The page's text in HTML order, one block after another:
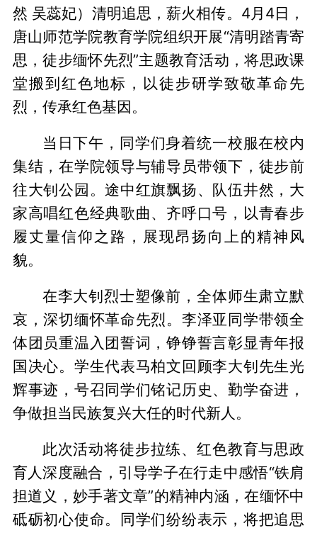
然 吴蕊妃）清明追思，薪火相传。4月4日，
唐山师范学院教育学院组织开展“清明踏青寄
思，徒步缅怀先烈”主题教育活动，将思政课
堂搬到红色地标，以徒步研学致敬革命先
烈，传承红色基因。
当日下午，同学们身着统一校服在校内
集结，在学院领导与辅导员带领下，徒步前
往大钊公园。途中红旗飘扬、队伍井然，大
家高唱红色经典歌曲、齐呼口号，以青春步
履丈量信仰之路，展现昂扬向上的精神风
貌。
在李大钊烈士塑像前，全体师生肃立默
哀，深切缅怀革命先烈。李泽亚同学带领全
体团员重温入团誓词，铮铮誓言彰显青年报
国决心。学生代表马柏文回顾李大钊先生光
辉事迹，号召同学们铭记历史、勤学奋进，
争做担当民族复兴大任的时代新人。
此次活动将徒步拉练、红色教育与思政
育人深度融合，引导学子在行走中感悟“铁肩
担道义，妙手著文章”的精神内涵，在缅怀中
砥砺初心使命。同学们纷纷表示，将把追思